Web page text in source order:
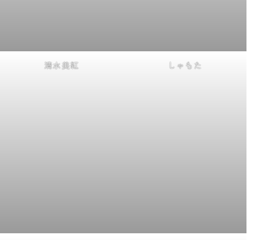
清水美紅 しゃもた